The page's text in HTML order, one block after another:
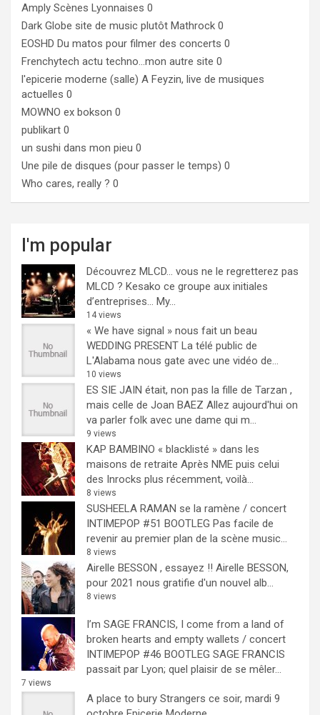
Amply Scènes Lyonnaises 0
Dark Globe site de music plutôt Mathrock 0
EOSHD Du matos pour filmer des concerts 0
Frenchytech actu techno…mon autre site 0
l'epicerie moderne (salle) A Feyzin, live de musiques
actuelles 0
MOWNO ex bokson 0
publikart 0
un sushi dans mon pieu 0
Une pile de disques (pour passer le temps) 0
Who cares, really ? 0
I'm popular
Découvrez MLCD… vous ne le regretterez pas
MLCD ? Kesako ce groupe aux initiales
d’entreprises… My...
14 views
« We have signal » nous fait un beau
WEDDING PRESENT La télé public de
L'Alabama nous gate avec une vidéo de...
10 views
ES SIE JAIN était, non pas la fille de Tarzan ,
mais celle de Joan BAEZ Allez aujourd'hui on
va parler folk avec une dame qui m...
9 views
KAP BAMBINO « blacklisté » dans les
maisons de retraite Après NME puis celui
des Inrocks plus récemment, voilà...
8 views
SUSHEELA RAMAN se la ramène / concert
INTIMEPOP #51 BOOTLEG Pas facile de
revenir au premier plan de la scène music...
8 views
Airelle BESSON , essayez !! Airelle BESSON,
pour 2021 nous gratifie d'un nouvel alb...
8 views
I’m SAGE FRANCIS, I come from a land of
broken hearts and empty wallets / concert
INTIMEPOP #46 BOOTLEG SAGE FRANCIS
passait par Lyon; quel plaisir de se mêler...
7 views
A place to bury Strangers ce soir, mardi 9